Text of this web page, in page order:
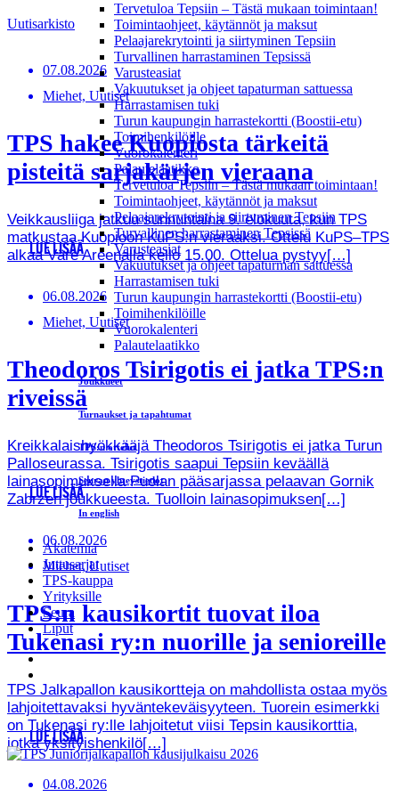
Tervetuloa Tepsiin – Tästä mukaan toimintaan!
Toimintaohjeet, käytännöt ja maksut
Pelaajarekrytointi ja siirtyminen Tepsiin
Turvallinen harrastaminen Tepsissä
Varusteasiat
Vakuutukset ja ohjeet tapaturman sattuessa
Harrastamisen tuki
Turun kaupungin harrastekortti (Boostii-etu)
Toimihenkilöille
Vuorokalenteri
Palautelaatikko
Tervetuloa Tepsiin – Tästä mukaan toimintaan!
Toimintaohjeet, käytännöt ja maksut
Pelaajarekrytointi ja siirtyminen Tepsiin
Turvallinen harrastaminen Tepsissä
Varusteasiat
Vakuutukset ja ohjeet tapaturman sattuessa
Harrastamisen tuki
Turun kaupungin harrastekortti (Boostii-etu)
Toimihenkilöille
Vuorokalenteri
Palautelaatikko
Joukkueet
Turnaukset ja tapahtumat
TPS:n ottelut
Seuran yhteystiedot
In english
Akatemia
Juttusarjat
TPS-kauppa
Yrityksille
Seura
Liput
Uutisarkisto
07.08.2026
Miehet, Uutiset
TPS hakee Kuopiosta tärkeitä
pisteitä sarjakärjen vieraana
Veikkausliiga jatkuu sunnuntaina 9. elokuuta, kun TPS
matkustaa Kuopioon KuPS:n vieraaksi. Ottelu KuPS–TPS
alkaa Väre Areenalla kello 15.00. Ottelua pystyy[…]
LUE LISÄÄ
06.08.2026
Miehet, Uutiset
Theodoros Tsirigotis ei jatka TPS:n
riveissä
Kreikkalaishyökkääjä Theodoros Tsirigotis ei jatka Turun
Palloseurassa. Tsirigotis saapui Tepsiin keväällä
lainasopimuksella Puolan pääsarjassa pelaavan Gornik
Zabrzen joukkueesta. Tuolloin lainasopimuksen[…]
LUE LISÄÄ
06.08.2026
Miehet, Uutiset
TPS:n kausikortit tuovat iloa
Tukenasi ry:n nuorille ja senioreille
TPS Jalkapallon kausikortteja on mahdollista ostaa myös
lahjoitettavaksi hyväntekeväisyyteen. Tuorein esimerkki
on Tukenasi ry:lle lahjoitetut viisi Tepsin kausikorttia,
jotka yksityishenkilö[…]
LUE LISÄÄ
04.08.2026